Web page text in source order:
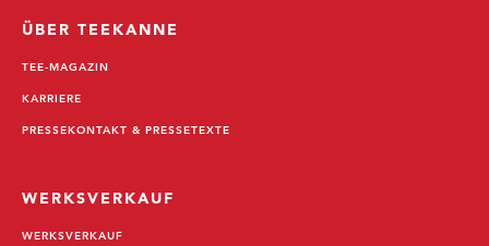
ÜBER TEEKANNE
TEE-MAGAZIN
KARRIERE
PRESSEKONTAKT & PRESSETEXTE
WERKSVERKAUF
WERKSVERKAUF